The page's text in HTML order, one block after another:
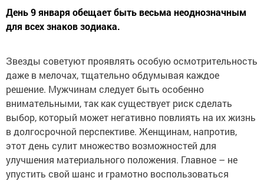
День 9 января обещает быть весьма неоднозначным
для всех знаков зодиака.
Звезды советуют проявлять особую осмотрительность
даже в мелочах, тщательно обдумывая каждое
решение. Мужчинам следует быть особенно
внимательными, так как существует риск сделать
выбор, который может негативно повлиять на их жизнь
в долгосрочной перспективе. Женщинам, напротив,
этот день сулит множество возможностей для
улучшения материального положения. Главное – не
упустить свой шанс и грамотно воспользоваться